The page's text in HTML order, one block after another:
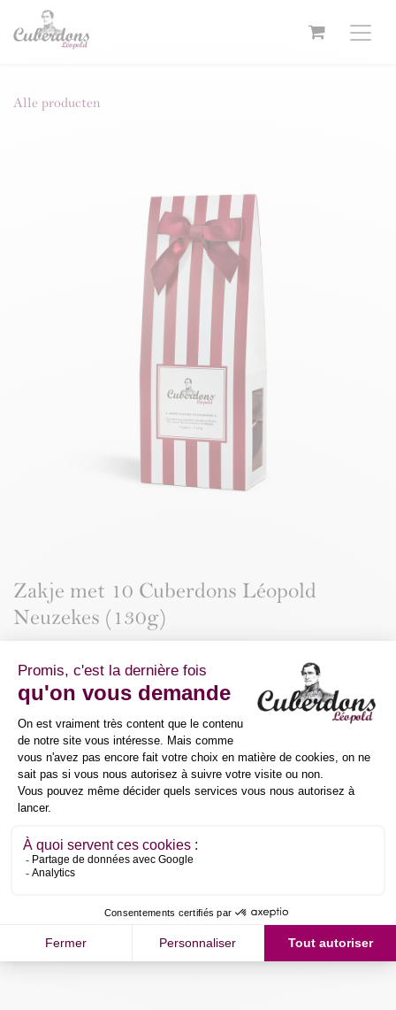
Overslaan naar inhoud
Alle producten
Zakje met 10 Cuberdons Léopold
Neuzekes (130g)
strepen bevat 10 neuzekes die met liefde voor u in het
Koninkrijk België volgens het unieke en authentieke recept
werden voorbereid. De haute couture van de confiserie!
13,50€
Koop nu
Geld-terug-garantie van 30 dagen
Verzending: 2-3 werkdagen